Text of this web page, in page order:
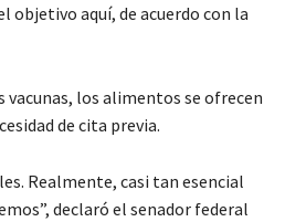
objetivo aquí, de acuerdo con la
vacunas, los alimentos se ofrecen
de cita previa.
Realmente, casi tan esencial
declaró el senador federal